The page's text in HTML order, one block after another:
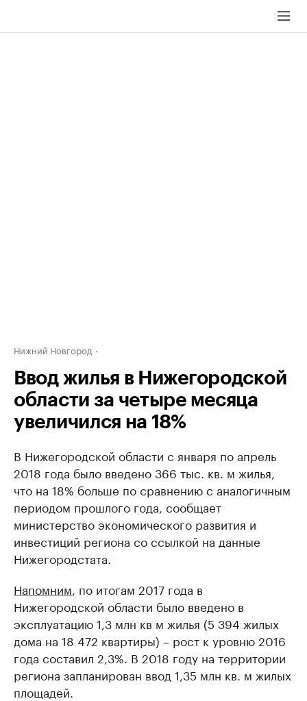
Нижний Новгород
Ввод жилья в Нижегородской
области за четыре месяца
увеличился на 18%
В Нижегородской области с января по апрель
2018 года было введено 366 тыс. кв. м жилья,
что на 18% больше по сравнению с аналогичным
периодом прошлого года, сообщает
министерство экономического развития и
инвестиций региона со ссылкой на данные
Нижегородстата.
Напомним , по итогам 2017 года в
Нижегородской области было введено в
эксплуатацию 1,3 млн кв м жилья (5 394 жилых
дома на 18 472 квартиры) – рост к уровню 2016
года составил 2,3%. В 2018 году на территории
региона запланирован ввод 1,35 млн кв. м жилых
площадей.